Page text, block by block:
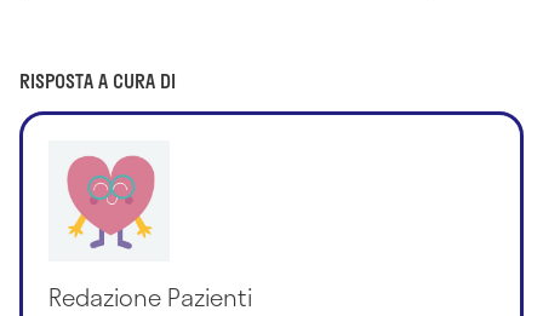
RISPOSTA A CURA DI
Redazione Pazienti